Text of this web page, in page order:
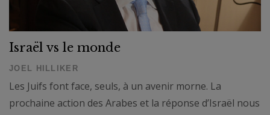
Israël vs le monde
JOEL HILLIKER
Les Juifs font face, seuls, à un avenir morne. La
prochaine action des Arabes et la réponse d’Israël nous